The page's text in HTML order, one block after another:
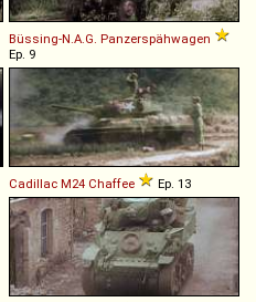
Büssing-N.A.G. Panzerspähwagen
Ep. 9
Cadillac M24 Chaffee Ep. 13